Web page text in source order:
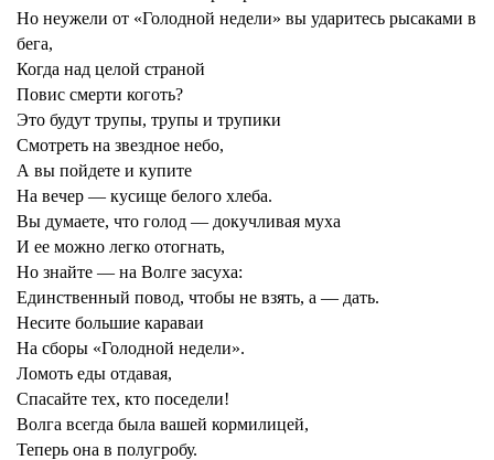
Но неужели от «Голодной недели» вы ударитесь рысаками в
бега,
Когда над целой страной
Повис смерти коготь?
Это будут трупы, трупы и трупики
Смотреть на звездное небо,
А вы пойдете и купите
На вечер — кусище белого хлеба.
Вы думаете, что голод — докучливая муха
И ее можно легко отогнать,
Но знайте — на Волге засуха:
Единственный повод, чтобы не взять, а — дать.
Несите большие караваи
На сборы «Голодной недели».
Ломоть еды отдавая,
Спасайте тех, кто поседели!
Волга всегда была вашей кормилицей,
Теперь она в полугробу.